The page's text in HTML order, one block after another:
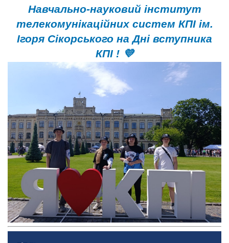
Навчально-науковий інститут
телекомунікаційних систем КПІ ім.
Ігоря Сікорського на Дні вступника
КПІ ! 💜